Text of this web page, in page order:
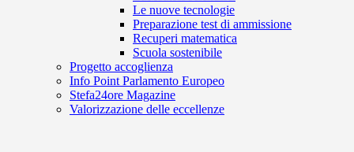
Le nuove tecnologie
Preparazione test di ammissione
Recuperi matematica
Scuola sostenibile
Progetto accoglienza
Info Point Parlamento Europeo
Stefa24ore Magazine
Valorizzazione delle eccellenze